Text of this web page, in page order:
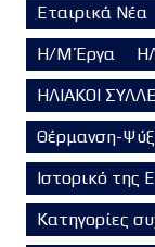
Εταιρικά Νέα
Η/Μ Έργα
ΗΛΙΑΚΟΙ
Θέρμανση-
Ιστορικό της
Κατηγορίες